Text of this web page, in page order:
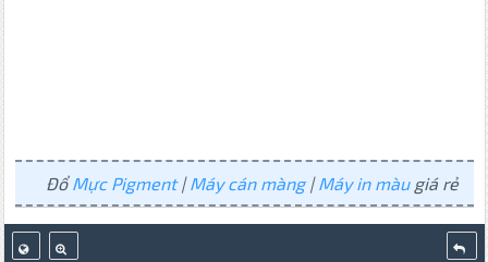
ĐổMực Pigment|Máy cán màng|Máy in màugiá rẻ